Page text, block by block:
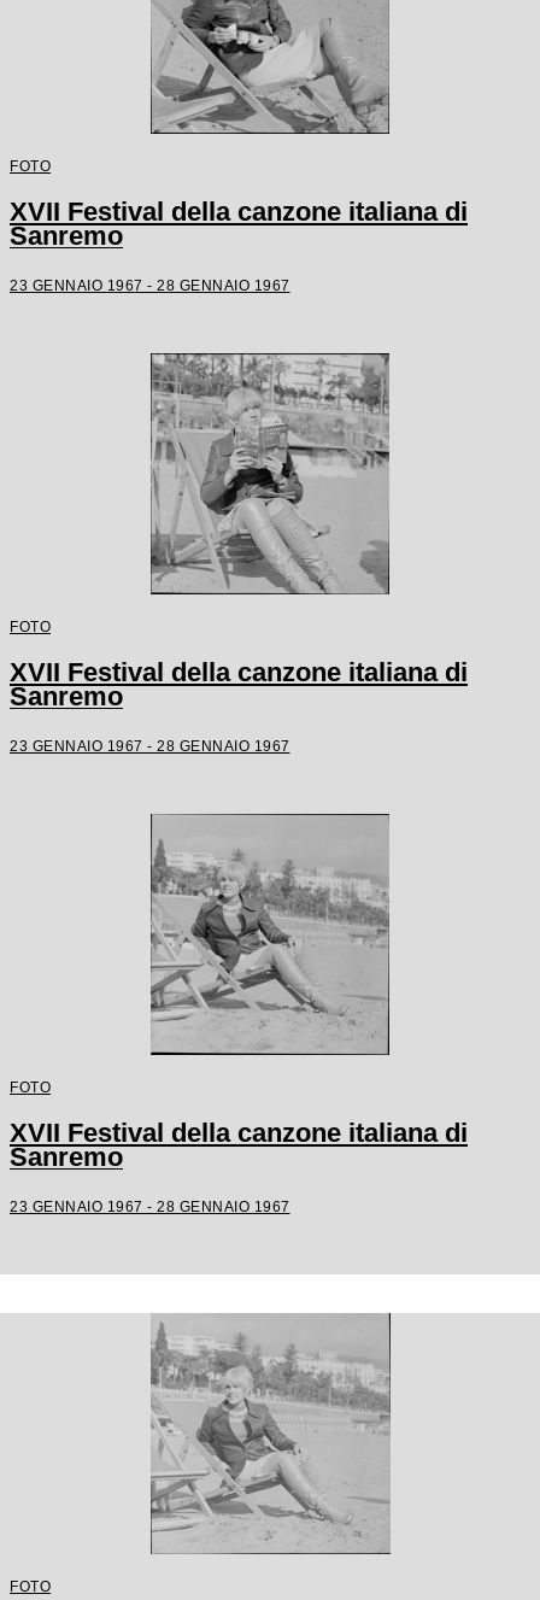
FOTO
XVII Festival della canzone italiana di
Sanremo
23 GENNAIO 1967 - 28 GENNAIO 1967
FOTO
XVII Festival della canzone italiana di
Sanremo
23 GENNAIO 1967 - 28 GENNAIO 1967
FOTO
XVII Festival della canzone italiana di
Sanremo
23 GENNAIO 1967 - 28 GENNAIO 1967
FOTO